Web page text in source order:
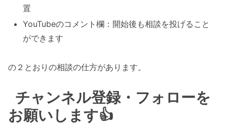
置
YouTubeのコメント欄：開始後も相談を投げること
ができます
の２とおりの相談の仕方があります。
チャンネル登録・フォローを
お願いします👍